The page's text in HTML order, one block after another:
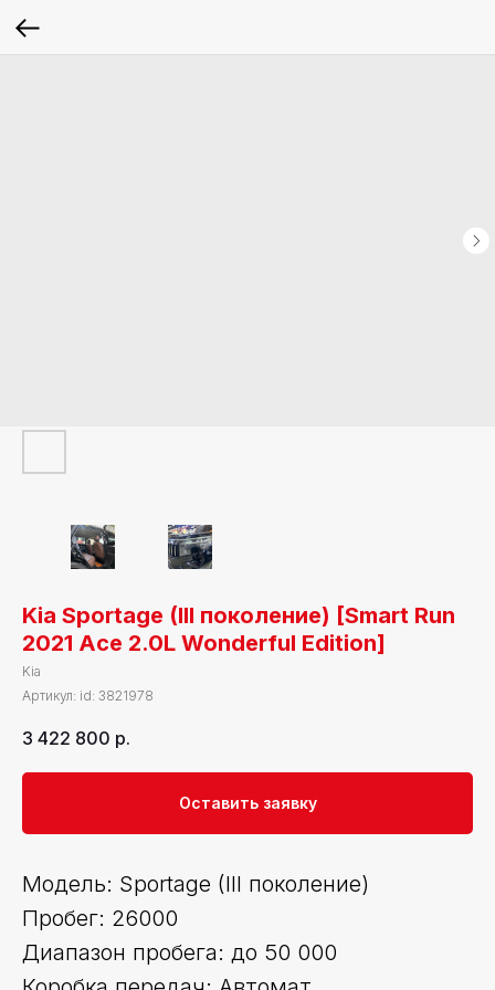
Kia Sportage (III поколение) [Smart Run
2021 Ace 2.0L Wonderful Edition]
Kia
Артикул: id: 3821978
3 422 800 р.
Оставить заявку
Модель: Sportage (III поколение)
Пробег: 26000
Диапазон пробега: до 50 000